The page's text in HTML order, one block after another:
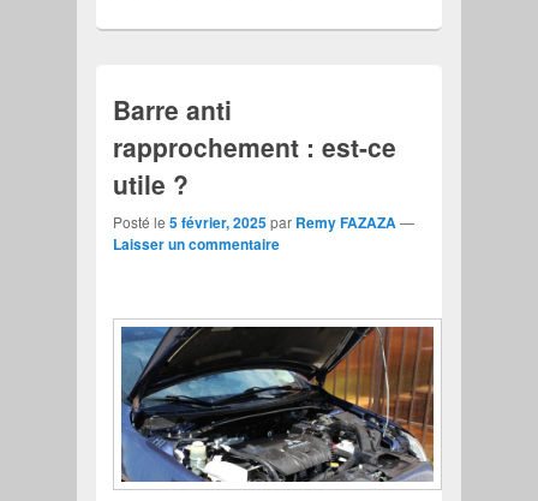
Barre anti
rapprochement : est-ce
utile ?
Posté le5 février, 2025par Remy FAZAZA—
Laisser un commentaire